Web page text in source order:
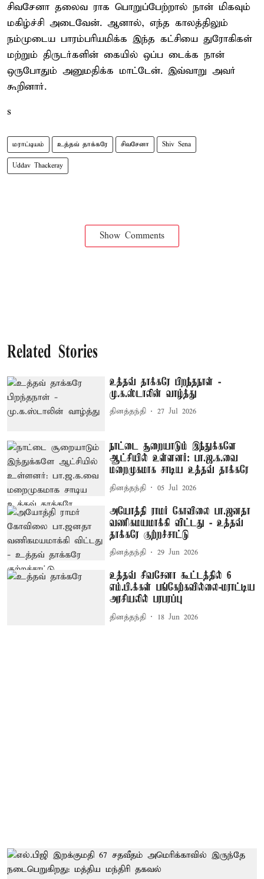
சிவசேனா தலைவ ராக பொறுப்பேற்றால் நான் மிகவும்
மகிழ்ச்சி அடைவேன். ஆனால், எந்த காலத்திலும்
நம்முடைய பாரம்பரியமிக்க இந்த கட்சியை துரோகிகள்
மற்றும் திருடர்களின் கையில் ஒப்ப டைக்க நான்
ஒருபோதும் அனுமதிக்க மாட்டேன். இவ்வாறு அவர்
கூறினார்.
s
மராட்டியம் உத்தவ் தாக்கரே சிவசேனா Shiv Sena
Uddav Thackeray
Show Comments
Related Stories
உத்தவ் தாக்கரே பிறந்தநாள் -
மு.க.ஸ்டாலின் வாழ்த்து
தினத்தந்தி 27 Jul 2026
நாட்டை சூறையாடும் இந்துக்களே
ஆட்சியில் உள்ளனர்: பா.ஜ.க.வை
மறைமுகமாக சாடிய உத்தவ் தாக்கரே
தினத்தந்தி 05 Jul 2026
அயோத்தி ராமர் கோவிலை பா.ஜனதா
வணிகமயமாக்கி விட்டது - உத்தவ்
தாக்கரே குற்றச்சாட்டு
தினத்தந்தி 29 Jun 2026
உத்தவ் சிவசேனா கூட்டத்தில் 6
எம்.பி.க்கள் பங்கேற்கவில்லை-மராட்டிய
அரசியலில் பரபரப்பு
தினத்தந்தி 18 Jun 2026